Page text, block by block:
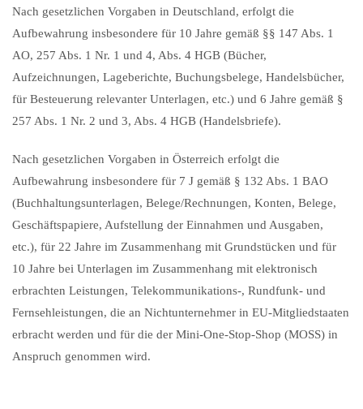
Nach gesetzlichen Vorgaben in Deutschland, erfolgt die
Aufbewahrung insbesondere für 10 Jahre gemäß §§ 147 Abs. 1
AO, 257 Abs. 1 Nr. 1 und 4, Abs. 4 HGB (Bücher,
Aufzeichnungen, Lageberichte, Buchungsbelege, Handelsbücher,
für Besteuerung relevanter Unterlagen, etc.) und 6 Jahre gemäß §
257 Abs. 1 Nr. 2 und 3, Abs. 4 HGB (Handelsbriefe).
Nach gesetzlichen Vorgaben in Österreich erfolgt die
Aufbewahrung insbesondere für 7 J gemäß § 132 Abs. 1 BAO
(Buchhaltungsunterlagen, Belege/Rechnungen, Konten, Belege,
Geschäftspapiere, Aufstellung der Einnahmen und Ausgaben,
etc.), für 22 Jahre im Zusammenhang mit Grundstücken und für
10 Jahre bei Unterlagen im Zusammenhang mit elektronisch
erbrachten Leistungen, Telekommunikations-, Rundfunk- und
Fernsehleistungen, die an Nichtunternehmer in EU-Mitgliedstaaten
erbracht werden und für die der Mini-One-Stop-Shop (MOSS) in
Anspruch genommen wird.